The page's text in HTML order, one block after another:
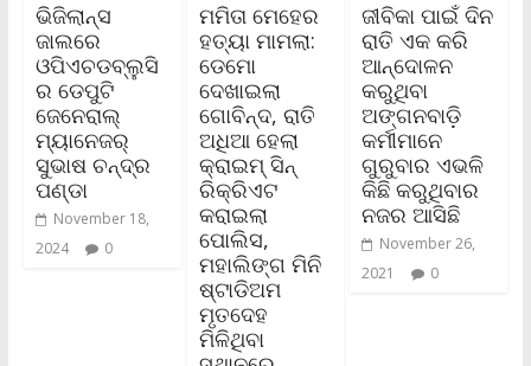
ଭିଜିଲାନ୍ସ
ଜାଲରେ
ଓପିଏଚଡବ୍ଲୁସି
ର ଡେପୁଟି
ଜେନେରାଲ୍
ମ୍ୟାନେଜର୍
ସୁଭାଷ ଚନ୍ଦ୍ର
ପଣ୍ଡା
November 18,
2024
0
ମମିତା ମେହେର
ହତ୍ୟା ମାମଲା:
ଡେମୋ
ଦେଖାଇଲା
ଗୋବିନ୍ଦ, ରାତି
ଅଧିଆ ହେଲା
କ୍ରାଇମ୍‌ ସିନ୍‌
ରିକ୍ରିଏଟ
କରାଇଲା
ପୋଲିସ,
ମହାଲିଙ୍ଗ ମିନି
ଷ୍ଟାଡିଅମ
ମୃତଦେହ
ମିଳିଥିବା
ଜୀବିକା ପାଇଁ ଦିନ
ରାତି ଏକ କରି
ଆନ୍ଦୋଳନ
କରୁଥିବା
ଅଙ୍ଗନବାଡ଼ି
କର୍ମୀମାନେ
ଗୁରୁବାର ଏଭଳି
କିଛି କରୁଥିବାର
ନଜର ଆସିଛି
November 26,
2021
0